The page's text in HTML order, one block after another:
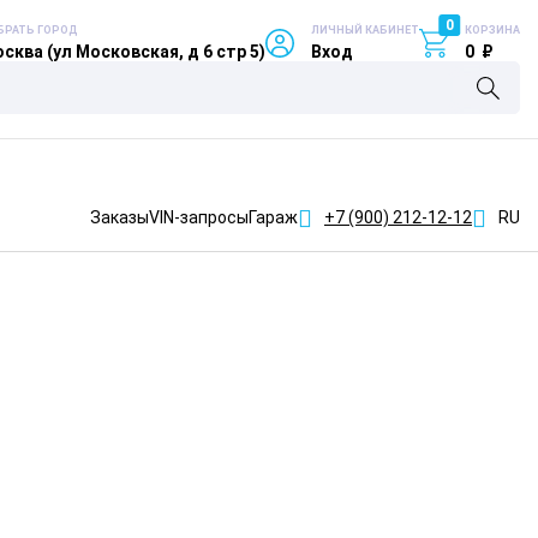
ГОРОД
(ул Московская, д 6 стр 5)
ЛИЧНЫЙ КАБИНЕТ
Вход
0 КОРЗИНА
0 ₽
ЗаказыVIN-запросыГараж +7 (900) 212-12-12 RU